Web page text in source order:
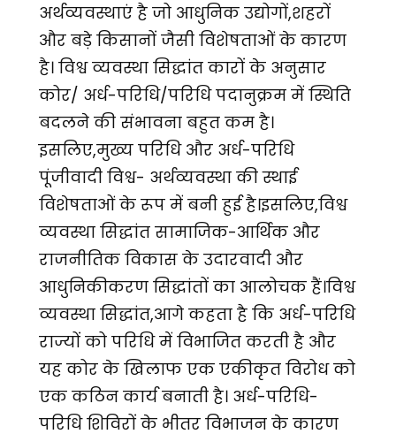
अर्थव्यवस्थाएं है जो आधुनिक उद्योगों,शहरों
और बड़े किसानों जैसी विशेषताओं के कारण
है। विश्व व्यवस्था सिद्धांत कारों के अनुसार
कोर/ अर्ध-परिधि/परिधि पदानुक्रम में स्थिति
बदलने की संभावना बहुत कम है।
इसलिए,मुख्य परिधि और अर्ध-परिधि
पूंजीवादी विश्व- अर्थव्यवस्था की स्थाई
विशेषताओं के रूप में बनी हुई है।इसलिए,विश्व
व्यवस्था सिद्धांत सामाजिक-आर्थिक और
राजनीतिक विकास के उदारवादी और
आधुनिकीकरण सिद्धांतों का आलोचक हैं।विश्व
व्यवस्था सिद्धांत,आगे कहता है कि अर्ध-परिधि
राज्यों को परिधि में विभाजित करती है और
यह कोर के खिलाफ एक एकीकृत विरोध को
एक कठिन कार्य बनाती है। अर्ध-परिधि-
परिधि शिविरों के भीतर विभाजन के कारण